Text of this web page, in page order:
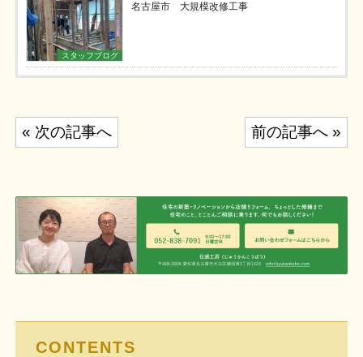
スタッフブログ
名古屋市 大規模改修工事
投
稿
ビ
ゲ
ー
シ
前の記事へ »
« 次の記事へ
CONTENTS